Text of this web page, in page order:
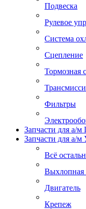
Подвеска
Рулевое
Система
Сцепление
Тормозная
Фильтры
Запчасти для а/
Запчасти для а/м
Всё
Выхлопная
Двигатель
Крепеж